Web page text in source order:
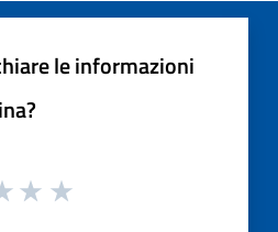
le informazioni